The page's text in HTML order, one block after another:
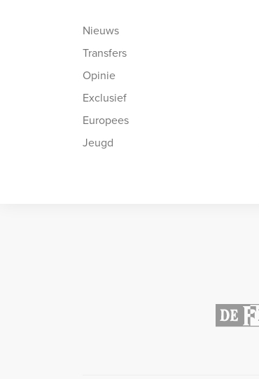
Nieuws
Transfers
Opinie
Exclusief
Europees
Jeugd